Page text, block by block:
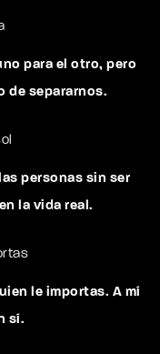
para el otro, pero
de separarnos.
personas sin ser
la vida real.
le importas. A mí
sí.